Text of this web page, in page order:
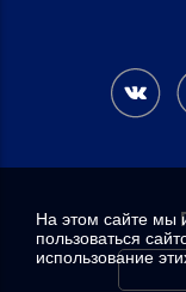
На этом сайте мы
пользоваться
использование